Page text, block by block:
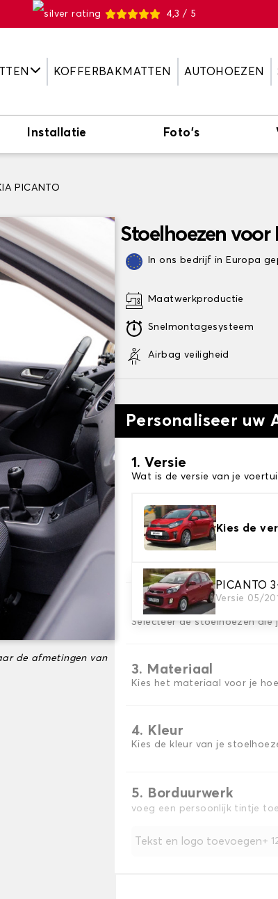
4,3 / 5
KOFFERBAKMATTEN AUTOHOEZEN
Installatie Foto's
PICANTO
de afmetingen van
Stoelhoezen voor
In ons bedrijf in Europa
Maatwerkproductie
Snelmontagesysteem
Airbag veiligheid
Personaliseer uw
1. Versie
Wat is de versie van je
Kies de
PICANTO
Versie 05/
2. Set hoezen
Selecteer de stoelhoezen die
3. Materiaal
Kies het materiaal voor je
4. Kleur
Kies de kleur van je
5. Borduurwerk
voeg een persoonlijk tintje
Tekst en logo toevoegen +